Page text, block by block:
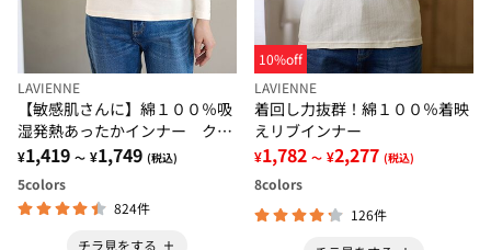
LAVIENNE
【敏感肌さんに】綿１００％吸
湿発熱あったかインナー クル
ーネックインナー長袖
¥1,419 ～ ¥1,749 (税込)
5colors
824件
チラ見をする
10%off
LAVIENNE
着回し力抜群！綿１００％着映
えリブインナー
¥1,782 ～ ¥2,277 (税込)
8colors
126件